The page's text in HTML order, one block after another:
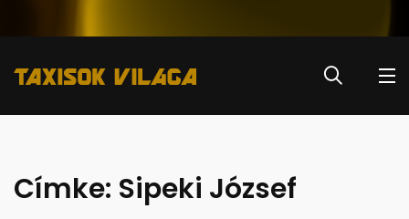
Címke: Sipeki József